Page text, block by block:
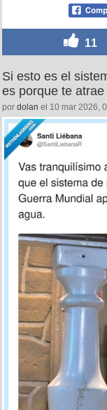
11
Si esto es el
es porque te
por dolan el 10 mar 2026,